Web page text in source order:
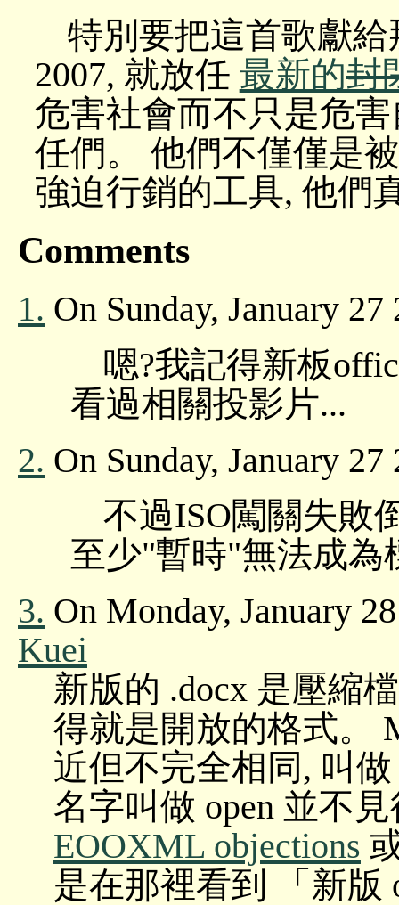
特別要把這首歌獻
2007, 就放任 最新的封
危害社會而不只是危
任們。 他們不僅僅是
強迫行銷的工具, 他們
Comments
1. On Sunday, January
嗯?我記得新板
看過相關投影片...
2. On Sunday, January
不過ISO闖關失敗
至少"暫時"無法成為
3. On Monday, January
Kuei
新版的 .docx 是壓縮
得就是開放的格式。
近但不完全相同, 叫
名字叫做 open 並不
EOOXML objections
是在那裡看到 「新版